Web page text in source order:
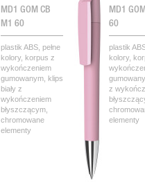
MD1 GOM CB
M1 60
plastik ABS, pełne
kolory, korpus z
wykończeniem
gumowanym, klips
biały z
wykończeniem
błyszczącym,
chromowane
elementy
MD1
60
plastik
kolory,
z
elementy